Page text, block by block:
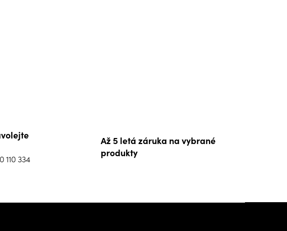
110 334
Až 5 letá záruka na vybrané
produkty